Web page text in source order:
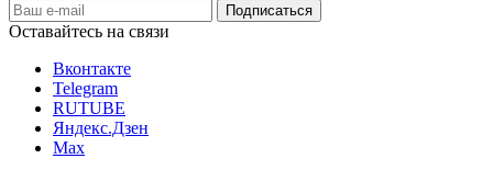
Оставайтесь на связи
Вконтакте
Telegram
RUTUBE
Яндекс.Дзен
Max